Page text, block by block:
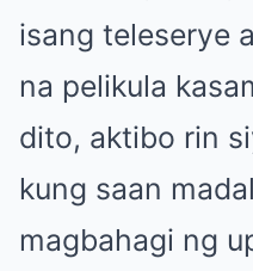
isang teleserye
na pelikula
dito, aktibo rin
kung saan
magbahagi ng